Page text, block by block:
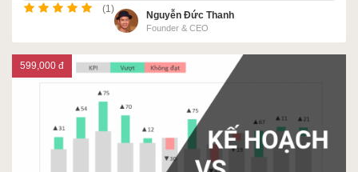
(1)
Nguyễn Đức Thanh
Founder & CEO
599,000 đ